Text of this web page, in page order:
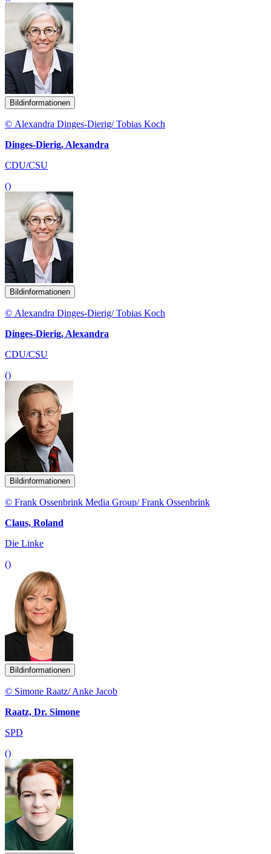
Bildinformationen
© Alexandra Dinges-Dierig/ Tobias Koch
Dinges-Dierig, Alexandra
CDU/CSU
()
Bildinformationen
© Alexandra Dinges-Dierig/ Tobias Koch
Dinges-Dierig, Alexandra
CDU/CSU
()
Bildinformationen
© Frank Ossenbrink Media Group/ Frank Ossenbrink
Claus, Roland
Die Linke
()
Bildinformationen
© Simone Raatz/ Anke Jacob
Raatz, Dr. Simone
SPD
()